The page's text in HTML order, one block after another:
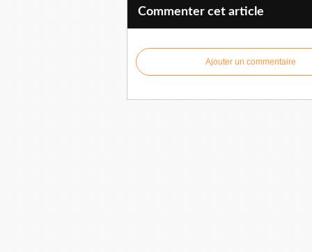
Commenter cet article
Ajouter un commentaire